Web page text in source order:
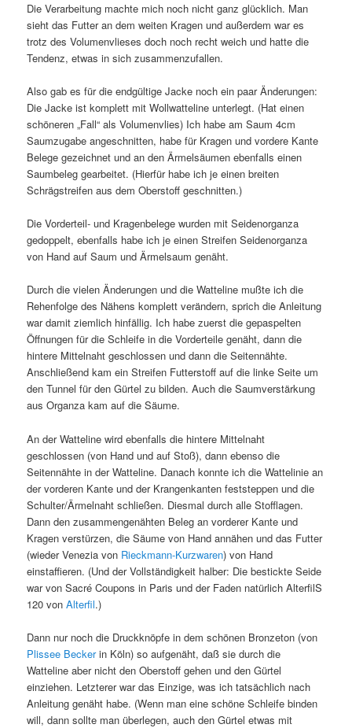
Die Verarbeitung machte mich noch nicht ganz glücklich. Man
sieht das Futter an dem weiten Kragen und außerdem war es
trotz des Volumenvlieses doch noch recht weich und hatte die
Tendenz, etwas in sich zusammenzufallen.
Also gab es für die endgültige Jacke noch ein paar Änderungen:
Die Jacke ist komplett mit Wollwatteline unterlegt. (Hat einen
schöneren „Fall“ als Volumenvlies) Ich habe am Saum 4cm
Saumzugabe angeschnitten, habe für Kragen und vordere Kante
Belege gezeichnet und an den Ärmelsäumen ebenfalls einen
Saumbeleg gearbeitet. (Hierfür habe ich je einen breiten
Schrägstreifen aus dem Oberstoff geschnitten.)
Die Vorderteil- und Kragenbelege wurden mit Seidenorganza
gedoppelt, ebenfalls habe ich je einen Streifen Seidenorganza
von Hand auf Saum und Ärmelsaum genäht.
Durch die vielen Änderungen und die Watteline mußte ich die
Rehenfolge des Nähens komplett verändern, sprich die Anleitung
war damit ziemlich hinfällig. Ich habe zuerst die gepaspelten
Öffnungen für die Schleife in die Vorderteile genäht, dann die
hintere Mittelnaht geschlossen und dann die Seitennähte.
Anschließend kam ein Streifen Futterstoff auf die linke Seite um
den Tunnel für den Gürtel zu bilden. Auch die Saumverstärkung
aus Organza kam auf die Säume.
An der Watteline wird ebenfalls die hintere Mittelnaht
geschlossen (von Hand und auf Stoß), dann ebenso die
Seitennähte in der Watteline. Danach konnte ich die Wattelinie an
der vorderen Kante und der Krangenkanten feststeppen und die
Schulter/Ärmelnaht schließen. Diesmal durch alle Stofflagen.
Dann den zusammengenähten Beleg an vorderer Kante und
Kragen verstürzen, die Säume von Hand annähen und das Futter
(wieder Venezia von Rieckmann-Kurzwaren) von Hand
einstaffieren. (Und der Vollständigkeit halber: Die bestickte Seide
war von Sacré Coupons in Paris und der Faden natürlich AlterfilS
120 vonAlterfil.)
Dann nur noch die Druckknöpfe in dem schönen Bronzeton (von
Plissee Beckerin Köln) so aufgenäht, daß sie durch die
Watteline aber nicht den Oberstoff gehen und den Gürtel
einziehen. Letzterer war das Einzige, was ich tatsächlich nach
Anleitung genäht habe. (Wenn man eine schöne Schleife binden
will, dann sollte man überlegen, auch den Gürtel etwas mit